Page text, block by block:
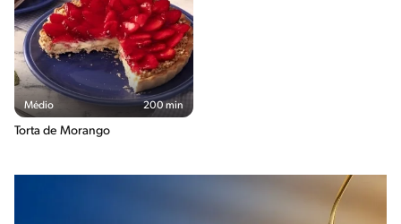
Médio 200 min
Torta de Morango